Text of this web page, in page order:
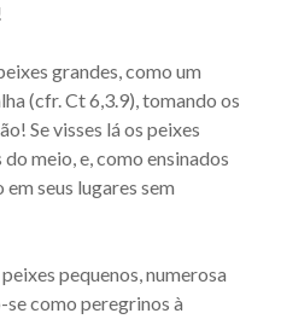
eius - Capítulo 40
eius - Capítulo 41
eius - Capítulo 42
eius - Capítulo 43
eius - Capítulo 44
eius - Capítulo 46
eius - Capítulo 47
eius - Capítulo 48
grandes, como um
(cfr. Ct 6,3.9), tomando os
Se visses lá os peixes
meio, e, como ensinados
seus lugares sem
pequenos, numerosa
como peregrinos à